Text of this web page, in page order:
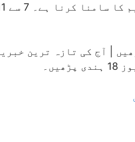
نیوز پڑھیں | آج کی تازہ ترین